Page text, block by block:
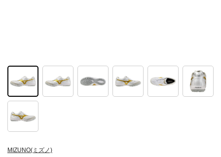
MIZUNO(ミズノ)